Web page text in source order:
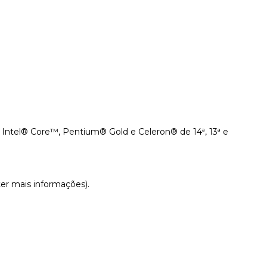
Core™, Pentium® Gold e Celeron® de 14ª, 13ª e
mais informações).